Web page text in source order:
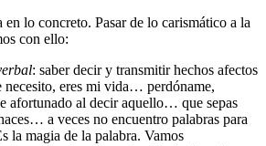
lo concreto. Pasar de lo carismático a la
con ello:
: saber decir y transmitir hechos afectos
necesito, eres mi vida… perdóname,
afortunado al decir aquello… que sepas
a veces no encuentro palabras para
la magia de la palabra. Vamos